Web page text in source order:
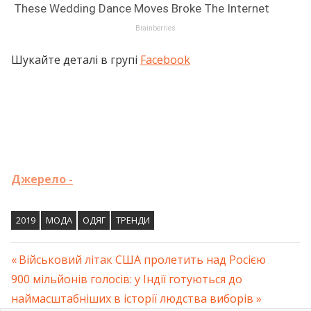
Шукайте деталі в групі Facebook
Джерело -
2019 МОДА ОДЯГ ТРЕНДИ
Навігація
Previous
Post:
Військовий літак США пролетить над Росією
Next
Post:
900 мільйонів голосів: у Індії готуються до
наймасштабніших в історії людства виборів